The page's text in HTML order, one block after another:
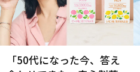
「50代になった今、答え